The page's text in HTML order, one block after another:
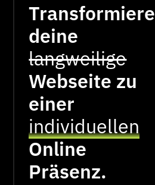
Transformiere
deine
langweilige
Webseite zu
einer
individuellen
Online
Präsenz.